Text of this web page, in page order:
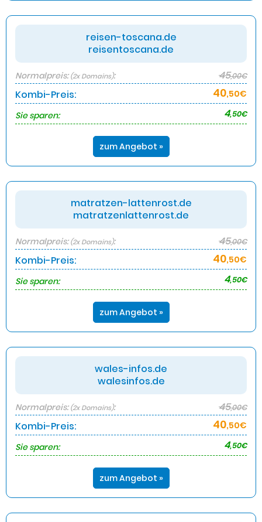
reisen-toscana.de
reisentoscana.de
Normalpreis:(2x Domains): 45,00€
Kombi-Preis: 40,50€
Sie sparen:
4,50€
zum Angebot »
matratzen-lattenrost.de
matratzenlattenrost.de
Normalpreis:(2x Domains): 45,00€
Kombi-Preis: 40,50€
Sie sparen:
4,50€
zum Angebot »
wales-infos.de
walesinfos.de
Normalpreis:(2x Domains): 45,00€
Kombi-Preis: 40,50€
Sie sparen:
4,50€
zum Angebot »